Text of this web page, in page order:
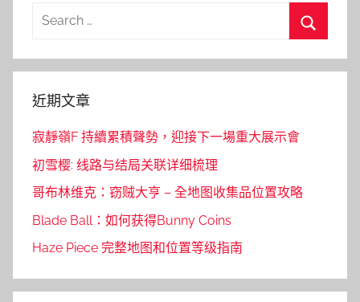
Search
近期文章
寂靜嶺F 持續累積聲勢，迎接下一場重大展示會
初雪樱: 线路与结局关联详细梳理
哥布林维克：窃贼大亨 – 全地图收集品位置攻略
Blade Ball：如何获得Bunny Coins
Haze Piece 完整地图和位置等级指南